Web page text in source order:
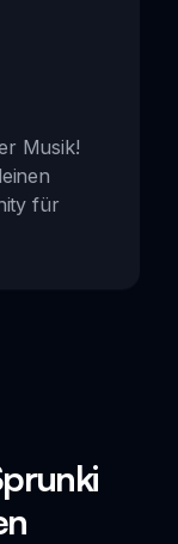
Musik!
für